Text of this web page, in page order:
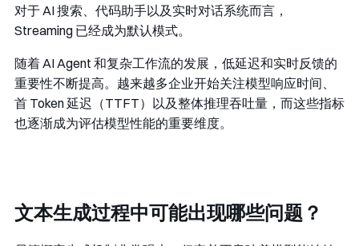
对于 AI 搜索、代码助手以及实时对话系统而言，
Streaming 已经成为默认模式。
随着 AI Agent 和复杂工作流的发展，低延迟和实时反馈的
重要性不断提高。越来越多企业开始关注模型响应时间、
首 Token 延迟（TTFT）以及整体推理吞吐量，而这些指标
也逐渐成为评估模型性能的重要维度。
文本生成过程中可能出现哪些问题？